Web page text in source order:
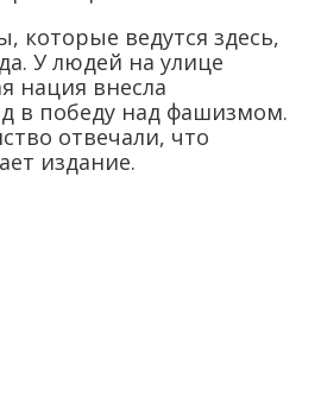
которые ведутся здесь,
У людей на улице
нация внесла
в победу над фашизмом.
отвечали, что
издание.